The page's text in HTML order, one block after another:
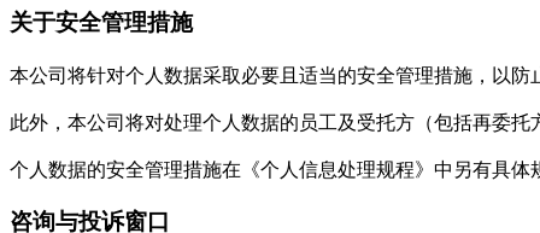
关于安全管理措施
本公司将针对个人数据采取必要且适当的安全管理措施，以防
此外，本公司将对处理个人数据的员工及受托方（包括再委
个人数据的安全管理措施在《个人信息处理规程》中另有具体
咨询与投诉窗口